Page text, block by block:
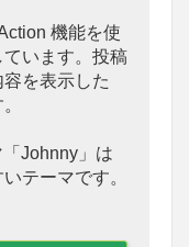
機能を使
います。投稿
を表示した
Johnny」は
テーマです。